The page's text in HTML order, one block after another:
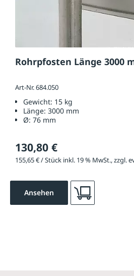
Rohrpfosten Länge 3000
Art-Nr. 684.050
Gewicht: 15 kg
Länge: 3000 mm
Ø: 76 mm
130,80 €
155,65 € / Stück inkl. 19 % MwSt., zzgl.
Ansehen